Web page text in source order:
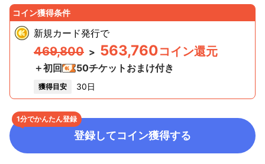
コイン獲得条件
新規カード発行で
469,800 > 563,760コイン還元
＋初回 50チケットおまけ付き
獲得目安 30日
1分でかんたん登録
登録してコイン獲得する